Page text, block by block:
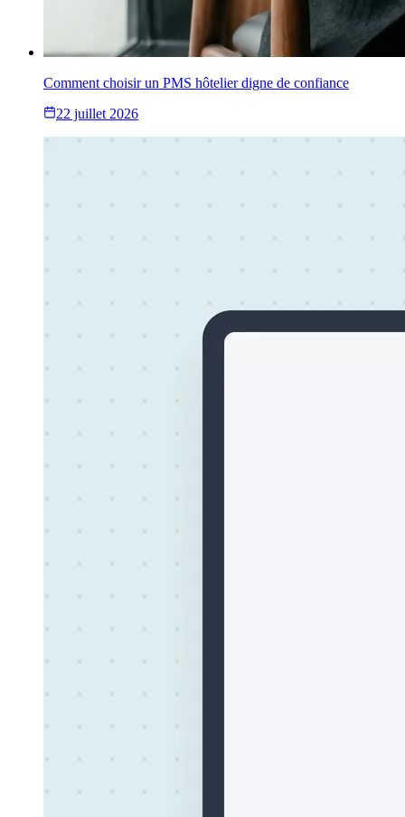
Comment choisir un PMS hôtelier digne de confiance
22 juillet 2026